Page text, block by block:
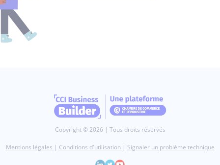
Copyright © 2026 | Tous droits réservés
Mentions légales | Conditions d'utilisation | Signaler un problème technique